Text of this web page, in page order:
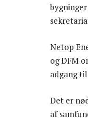
Netop
og DFM
adgang
Det er
af